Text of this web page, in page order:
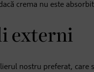
crema nu este
externi
nostru preferat, care